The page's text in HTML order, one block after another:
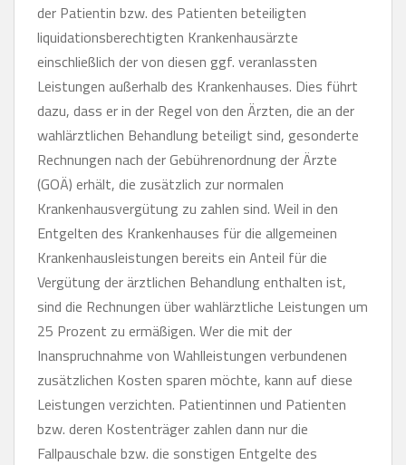
der Patientin bzw. des Patienten beteiligten
liquidationsberechtigten Krankenhausärzte
einschließlich der von diesen ggf. veranlassten
Leistungen außerhalb des Krankenhauses. Dies führt
dazu, dass er in der Regel von den Ärzten, die an der
wahlärztlichen Behandlung beteiligt sind, gesonderte
Rechnungen nach der Gebührenordnung der Ärzte
(GOÄ) erhält, die zusätzlich zur normalen
Krankenhausvergütung zu zahlen sind. Weil in den
Entgelten des Krankenhauses für die allgemeinen
Krankenhausleistungen bereits ein Anteil für die
Vergütung der ärztlichen Behandlung enthalten ist,
sind die Rechnungen über wahlärztliche Leistungen um
25 Prozent zu ermäßigen. Wer die mit der
Inanspruchnahme von Wahlleistungen verbundenen
zusätzlichen Kosten sparen möchte, kann auf diese
Leistungen verzichten. Patientinnen und Patienten
bzw. deren Kostenträger zahlen dann nur die
Fallpauschale bzw. die sonstigen Entgelte des